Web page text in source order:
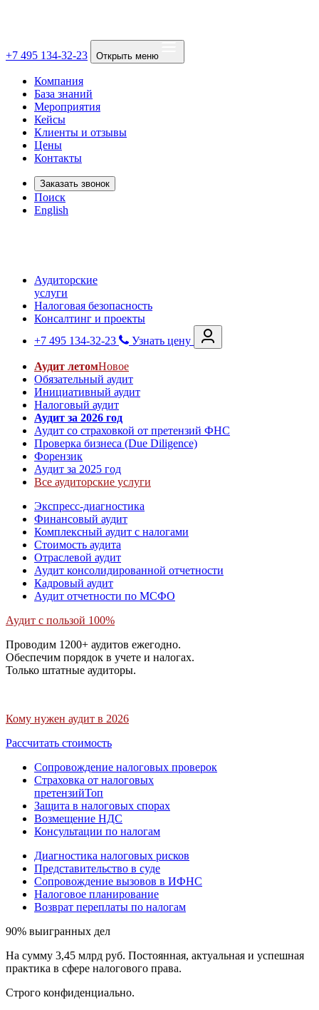
+7 495 134-32-23 Открыть меню
Компания
База знаний
Мероприятия
Кейсы
Клиенты и отзывы
Цены
Контакты
Заказать звонок
Поиск
English
Аудиторские
услуги
Налоговая безопасность
Консалтинг и проекты
+7 495 134-32-23
Узнать цену
Аудит летомНовое
Обязательный аудит
Инициативный аудит
Налоговый аудит
Аудит за 2026 год
Аудит со страховкой от претензий ФНС
Проверка бизнеса (Due Diligence)
Форензик
Аудит за 2025 год
Все аудиторские услуги
Экспресс-диагностика
Финансовый аудит
Комплексный аудит с налогами
Стоимость аудита
Отраслевой аудит
Аудит консолидированной отчетности
Кадровый аудит
Аудит отчетности по МСФО
Аудит с пользой 100%
Проводим 1200+ аудитов ежегодно.
Обеспечим порядок в учете и налогах.
Только штатные аудиторы.
Кому нужен аудит в 2026
Рассчитать стоимость
Сопровождение налоговых проверок
Страховка от налоговых
претензийТоп
Защита в налоговых спорах
Возмещение НДС
Консультации по налогам
Диагностика налоговых рисков
Представительство в суде
Сопровождение вызовов в ИФНС
Налоговое планирование
Возврат переплаты по налогам
90% выигранных дел
На сумму 3,45 млрд руб. Постоянная, актуальная и успешная
практика в сфере налогового права.
Строго конфиденциально.